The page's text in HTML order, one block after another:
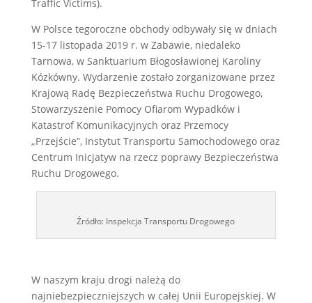
Traffic Victims).
W Polsce tegoroczne obchody odbywały się w dniach
15-17 listopada 2019 r. w Zabawie, niedaleko
Tarnowa, w Sanktuarium Błogosławionej Karoliny
Kózkówny. Wydarzenie zostało zorganizowane przez
Krajową Radę Bezpieczeństwa Ruchu Drogowego,
Stowarzyszenie Pomocy Ofiarom Wypadków i
Katastrof Komunikacyjnych oraz Przemocy
„Przejście”, Instytut Transportu Samochodowego oraz
Centrum Inicjatyw na rzecz poprawy Bezpieczeństwa
Ruchu Drogowego.
Źródło: Inspekcja Transportu Drogowego
W naszym kraju drogi należą do
najniebezpieczniejszych w całej Unii Europejskiej. W